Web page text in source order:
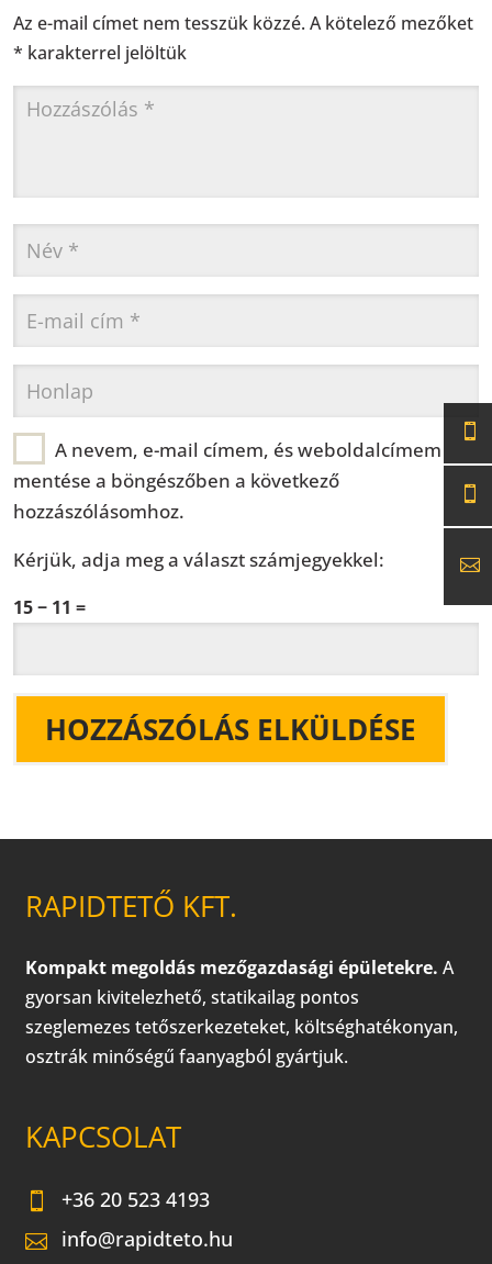
Az e-mail címet nem tesszük közzé. A kötelező mezőket
* karakterrel jelöltük
A nevem, e-mail címem, és weboldalcímem
mentése a böngészőben a következő
hozzászólásomhoz.
Kérjük, adja meg a választ számjegyekkel:
15 − 11 =
RAPIDTETŐ KFT.
Kompakt megoldás mezőgazdasági épületekre. A
gyorsan kivitelezhető, statikailag pontos
szeglemezes tetőszerkezeteket, költséghatékonyan,
osztrák minőségű faanyagból gyártjuk.
KAPCSOLAT
+36 20 523 4193
info@rapidteto.hu